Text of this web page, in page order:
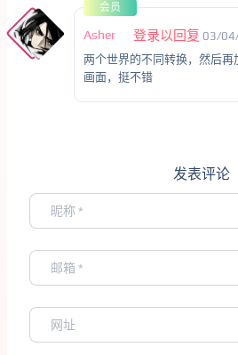
会员
登录以回复
Asher
03/
两个世界的不同转换，然后
画面，挺不错
发表评论